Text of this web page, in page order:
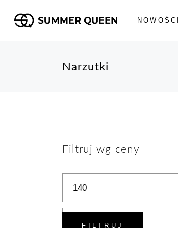
content
NOWOŚCI
Narzutki
Filtruj wg ceny
Cena
Cena
FILTRUJ